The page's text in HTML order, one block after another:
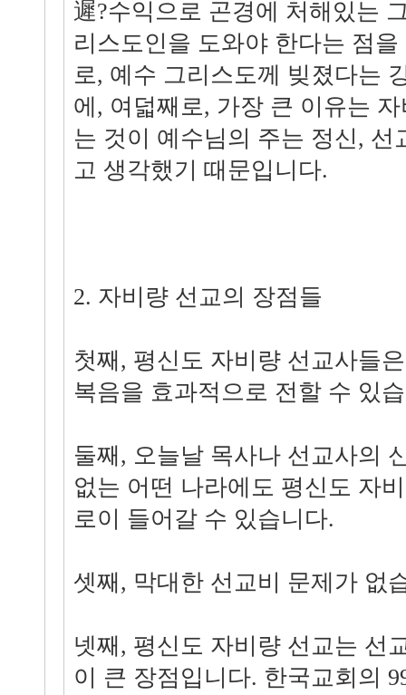
遲?수익으로 곤경에 처해있는
리스도인을 도와야 한다는 점
로, 예수 그리스도께 빚졌다는
에, 여덟째로, 가장 큰 이유는
는 것이 예수님의 주는 정신, 선
고 생각했기 때문입니다.
2. 자비량 선교의 장점들
첫째, 평신도 자비량 선교사들
복음을 효과적으로 전할 수 있
둘째, 오늘날 목사나 선교사의
없는 어떤 나라에도 평신도 자
로이 들어갈 수 있습니다.
셋째, 막대한 선교비 문제가 없
넷째, 평신도 자비량 선교는 선
이 큰 장점입니다. 한국교회의